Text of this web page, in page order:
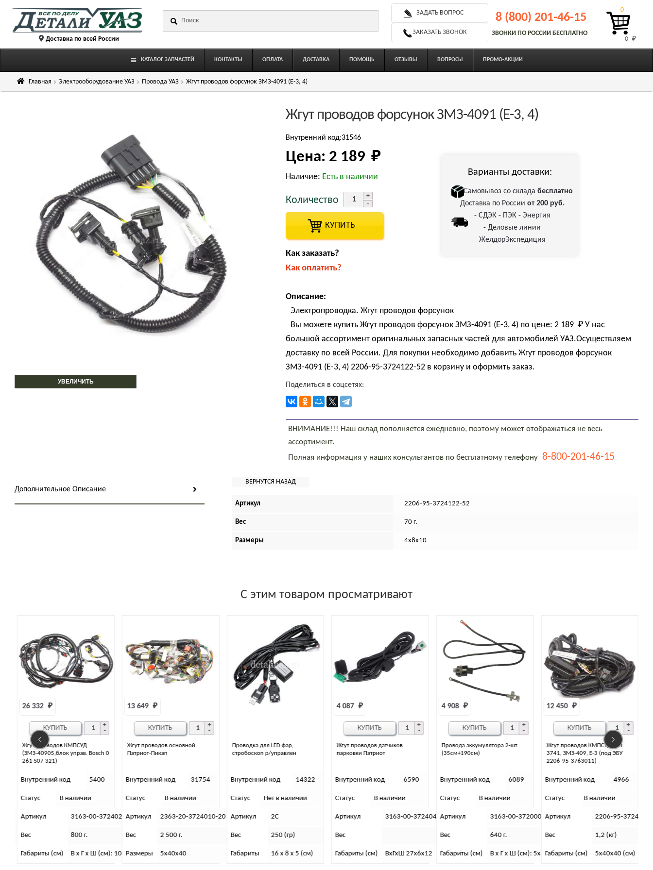
Перейти
Перейти
содержимому Доставка по всей России
ЗАДАТЬ ВОПРОС
ЗАКАЗАТЬ ЗВОНОК
8 (800) 201-46-15
ЗВОНКИ ПО РОССИИ БЕСПЛАТНО
0 ₽
0
КАТАЛОГ ЗАПЧАСТЕЙ КОНТАКТЫ ОПЛАТА ДОСТАВКА ПОМОЩЬ ОТЗЫВЫ ВОПРОСЫ ПРОМО-АКЦИИ
Главная Электрооборудование УАЗ Провода УАЗ Жгут проводов форсунок ЗМЗ-4091 (Е-3, 4)
УВЕЛИЧИТЬ
Жгут проводов форсунок ЗМЗ-4091 (Е-3, 4)
Внутренний код:31546
Цена: 2 189 ₽
Наличие: Есть в наличии Варианты доставки:
Самовывоз со складабесплатно
Доставка по России от 200 руб.
- СДЭК - ПЭК - Энергия
- Деловые линии
ЖелдорЭкспедиция
Количество
КУПИТЬ
Как заказать?
Как оплатить?
Описание:
Электропроводка. Жгут проводов форсунок
Вы можете купить Жгут проводов форсунок ЗМЗ-4091 (Е-3, 4) по цене:2 189 ₽ У нас
большой ассортимент оригинальных запасных частей для автомобилей УАЗ.Осуществляем
доставку по всей России. Для покупки необходимо добавить Жгут проводов форсунок
ЗМЗ-4091 (Е-3, 4) 2206-95-3724122-52 в корзину и оформить заказ.
Поделиться в соцсетях:
ВНИМАНИЕ!!! Наш склад пополняется ежедневно, поэтому может отображаться не весь
ассортимент.
Полная информация у наших консультантов по бесплатному телефону 8-800-201-46-15
Дополнительное Описание
Артикул 2206-95-3724122-52
Вес 70 г.
Размеры 4х8х10
С этим товаром просматривают
10
10х40х40
Жгут проводов основной
Патриот-Пикап
13 649 ₽
Внутренний код 31754
Статус В наличии
Артикул 2363-20-3724010-20
Вес 2 500 г.
Размеры 5х40х40
КУПИТЬ
Проводка для LED фар,
стробоскоп р/управлен
Внутренний код 14322
Статус Нет в наличии
Артикул 2С
Вес 250 (гр)
Габариты 16 x 8 x 5 (см)
Жгут проводов датчиков
парковки Патриот
4 087 ₽
Внутренний код 6590
Статус В наличии
Артикул 3163-00-3724040-20
Вес
Габариты (см) ВхГхШ 27х6х12
Провода аккумулятора 2-шт
(35см+190см)
4 908 ₽
Внутренний код 6089
Статус В наличии
Артикул 3163-00-3720001-00
Вес
Габариты (см) В х Г х Ш (см): 5х40,5х11
КУПИТЬ
Жгут проводов КМПСУД УАЗ
3741, ЗМЗ-409, Е-3 (под ЭБУ
12 450 ₽
Внутренний код 4966
Статус В наличии
Артикул 2206-95-3724022-50
Вес 1,2 (кг)
Габариты (см) 5х40х40 (см)
КУПИТЬ
Жгут проводов КМПСУД, 3741 с
дв ЗМЗ-409, с 2007 (Евро-3)
12 934 ₽
Внутренний код 31542
Статус В наличии
Артикул 2206-95-3724022-10
Вес 1 200 г.
Размеры 5х40х40
КУПИТЬ